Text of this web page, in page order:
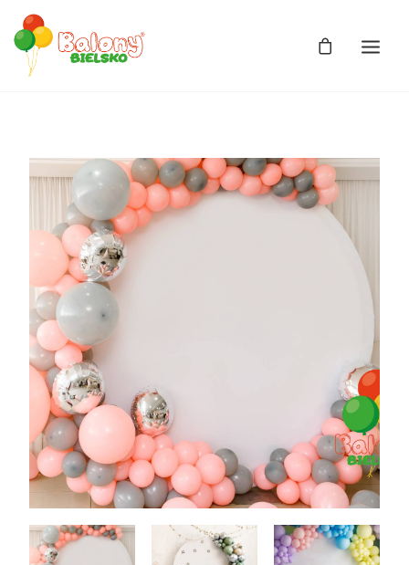
Zdjęcia
Balony
Balony z helem
Balony Bajki
Licencja
Dekoracje
Wesele
Oferta
Akcesoria